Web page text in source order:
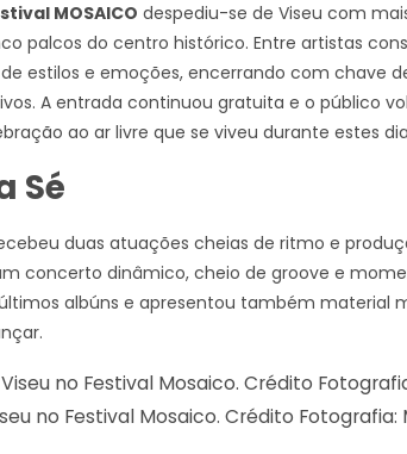
MOSAICO despediu-se de Viseu com
palcos do centro histórico. Entre artistas
estilos e emoções, encerrando com chave
A entrada continuou gratuita e o público
ao ar livre que se viveu durante estes
Sé
duas atuações cheias de ritmo e
concerto dinâmico, cheio de groove e
albúns e apresentou também material
no Festival Mosaico. Crédito Fotografia: